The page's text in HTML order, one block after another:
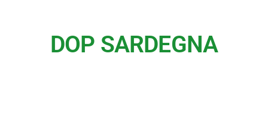
DOP SARDEGNA